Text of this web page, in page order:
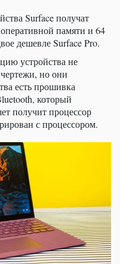
Surface получат
памяти и 64
дешевле Surface Pro.
устройства не
но они
есть прошивка
который
получит процессор
с процессором.